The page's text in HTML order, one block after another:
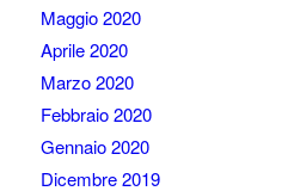
Maggio 2020
Aprile 2020
Marzo 2020
Febbraio 2020
Gennaio 2020
Dicembre 2019